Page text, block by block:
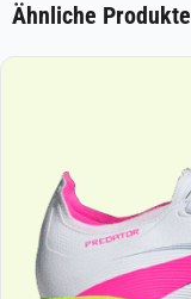
Ähnliche Produkte